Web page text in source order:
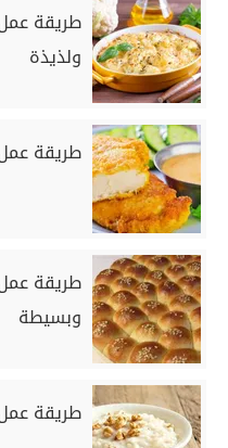
طريقة
ولذيذة
طريقة عمل
طريقة
وبسيطة
طريقة